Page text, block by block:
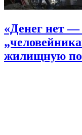
«Денег нет
жилищную